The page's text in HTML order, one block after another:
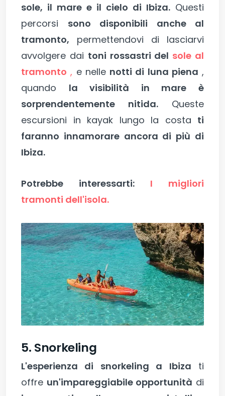
sole, il mare e il cielo di Ibiza. Questi
percorsi sono disponibili anche al
tramonto, permettendovi di lasciarvi
avvolgere dai toni rossastri del sole al
tramonto , e nelle notti di luna piena ,
quando la visibilità in mare è
sorprendentemente nitida. Queste
escursioni in kayak lungo la costa ti
faranno innamorare ancora di più di
Ibiza.
Potrebbe interessarti: I migliori
tramonti dell'isola.
5. Snorkeling
L'esperienza di snorkeling a Ibiza ti
offre un'impareggiabile opportunità di